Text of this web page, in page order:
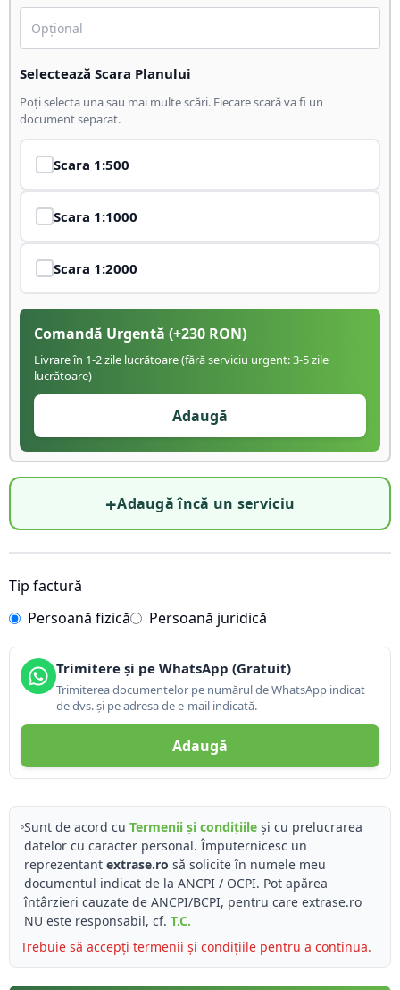
Selectează Scara Planului
Poți selecta una sau mai multe scări. Fiecare scară va fi un
document separat.
Scara 1:500
Scara 1:1000
Scara 1:2000
Comandă Urgentă (+230 RON)
Livrare în 1-2 zile lucrătoare (fără serviciu urgent: 3-5 zile
lucrătoare)
Adaugă
+Adaugă încă un serviciu
Tip factură
Persoană fizică
Persoană juridică
Trimitere și pe WhatsApp (Gratuit)
Trimiterea documentelor pe numărul de WhatsApp indicat
de dvs. și pe adresa de e-mail indicată.
Adaugă
Sunt de acord cu Termenii și condițiileși cu prelucrarea
datelor cu caracter personal. Împuternicesc un
reprezentant extrase.ro să solicite în numele meu
documentul indicat de la ANCPI / OCPI. Pot apărea
întârzieri cauzate de ANCPI/BCPI, pentru care extrase.ro
NU este responsabil, cf. T.C.
Trebuie să accepți termenii și condițiile pentru a continua.